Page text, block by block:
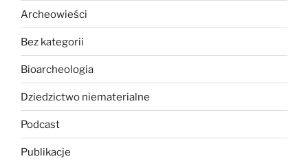
Archeowieści
Bez kategorii
Bioarcheologia
Dziedzictwo niematerialne
Podcast
Publikacje